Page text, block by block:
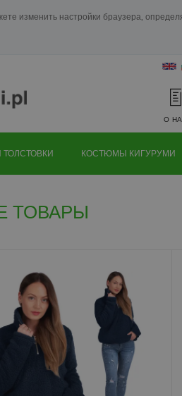
изменить настройки браузера,
О
ТОЛСТОВКИ КОСТЮМЫ КИГУРУМИ
ТОВАРЫ